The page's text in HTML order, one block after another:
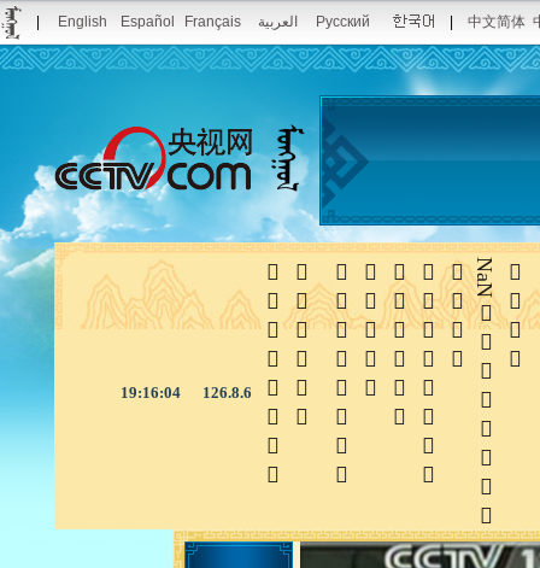
English Español Français العربية Pусский 中文简体
19:16:05 126.8.6 
 
NaN




